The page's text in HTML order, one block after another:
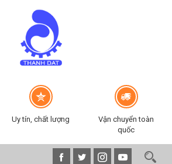
Uy tín, chất lượng
Vận chuyển toàn
quốc